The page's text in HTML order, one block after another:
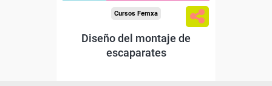
Cursos Femxa
Diseño del montaje de
escaparates